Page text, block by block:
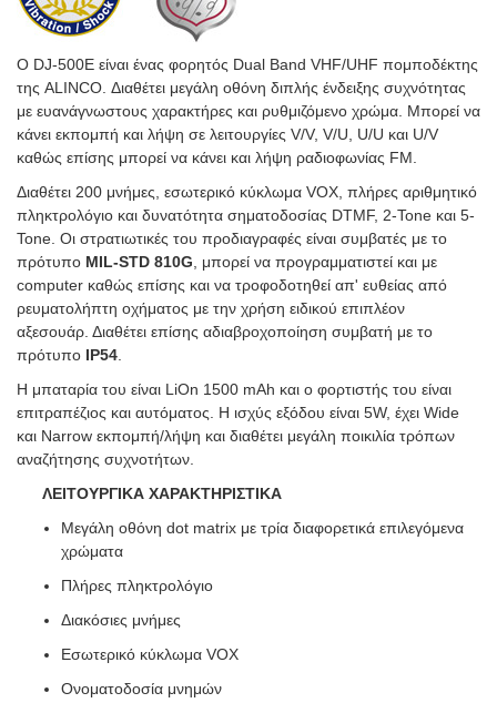
Ο DJ-500E είναι ένας φορητός Dual Band VHF/UHF πομποδέκτης
της ALINCO. Διαθέτει μεγάλη οθόνη διπλής ένδειξης συχνότητας
με ευανάγνωστους χαρακτήρες και ρυθμιζόμενο χρώμα. Μπορεί να
κάνει εκπομπή και λήψη σε λειτουργίες V/V, V/U, U/U και U/V
καθώς επίσης μπορεί να κάνει και λήψη ραδιοφωνίας FM.
Διαθέτει 200 μνήμες, εσωτερικό κύκλωμα VOX, πλήρες αριθμητικό
πληκτρολόγιο και δυνατότητα σηματοδοσίας DTMF, 2-Tone και 5-
Tone. Οι στρατιωτικές του προδιαγραφές είναι συμβατές με το
πρότυπο MIL-STD 810G , μπορεί να προγραμματιστεί και με
computer καθώς επίσης και να τροφοδοτηθεί απ' ευθείας από
ρευματολήπτη οχήματος με την χρήση ειδικού επιπλέον
αξεσουάρ. Διαθέτει επίσης αδιαβροχοποίηση συμβατή με το
πρότυπο IP54
Η μπαταρία του είναι LiOn 1500 mAh και ο φορτιστής του είναι
επιτραπέζιος και αυτόματος. Η ισχύς εξόδου είναι 5W, έχει Wide
και Narrow εκπομπή/λήψη και διαθέτει μεγάλη ποικιλία τρόπων
αναζήτησης συχνοτήτων.
ΛΕΙΤΟΥΡΓΙΚΑ ΧΑΡΑΚΤΗΡΙΣΤΙΚΑ
Μεγάλη οθόνη dot matrix με τρία διαφορετικά επιλεγόμενα
χρώματα
Πλήρες πληκτρολόγιο
Διακόσιες μνήμες
Εσωτερικό κύκλωμα VOX
Ονοματοδοσία μνημών